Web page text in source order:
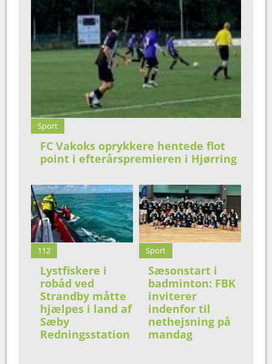
Sport
FC Vakoks oprykkere hentede flot
point i efterårspremieren i Hjørring
112
Lystfiskere i
robåd ved
Strandby måtte
hjælpes i land af
Sæby
Redningsstation
Sport
Sæsonstart i
badminton: FBK
inviterer
indenfor til
nethejsning på
mandag